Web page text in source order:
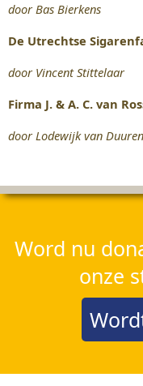
door Bas Bierkens
De Utrechtse
door Vincent Stittelaar
Firma J. & A. C. van
door Lodewijk van Duuren
Word nu
onze